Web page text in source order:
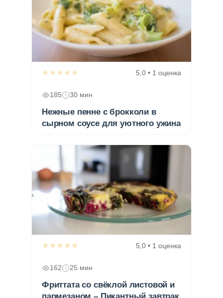
★★★★★ 5,0 • 1 оценка
185 30 мин
Нежные пенне с брокколи в
сырном соусе для уютного ужина
★★★★★ 5,0 • 1 оценка
162 25 мин
Фриттата со свёклой листовой и